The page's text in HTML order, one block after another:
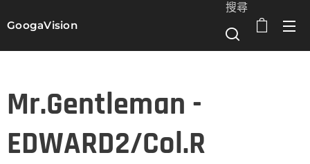
GoogaVision
搜尋
Mr.Gentleman -
EDWARD2/Col.R